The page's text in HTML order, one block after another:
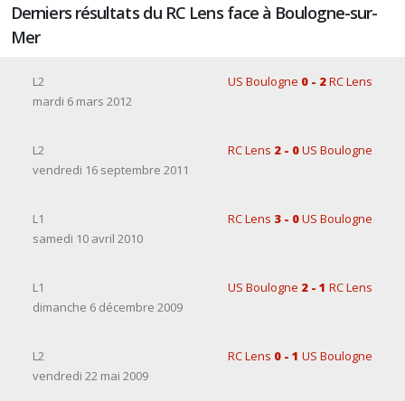
Derniers résultats du RC Lens face à Boulogne-sur-
Mer
L2 US Boulogne 0 - 2RC Lens
mardi 6 mars 2012
L2 RC Lens 2 - 0US Boulogne
vendredi 16 septembre 2011
L1 RC Lens 3 - 0US Boulogne
samedi 10 avril 2010
L1 US Boulogne 2 - 1 RC Lens
dimanche 6 décembre 2009
L2 RC Lens 0 - 1 US Boulogne
vendredi 22 mai 2009